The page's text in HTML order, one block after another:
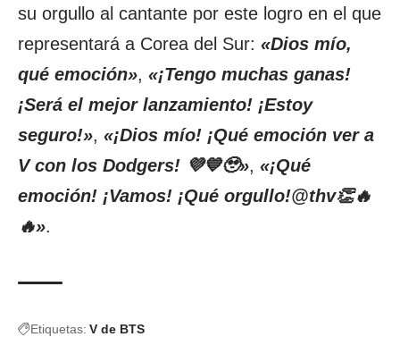
su orgullo al cantante por este logro en el que
representará a Corea del Sur: «Dios mío,
qué emoción», «¡Tengo muchas ganas!
¡Será el mejor lanzamiento! ¡Estoy
seguro!», «¡Dios mío! ¡Qué emoción ver a
V con los Dodgers! 💜💙🥹», «¡Qué
emoción! ¡Vamos! ¡Qué orgullo!@thv👏🔥
🔥».
Etiquetas: V de BTS